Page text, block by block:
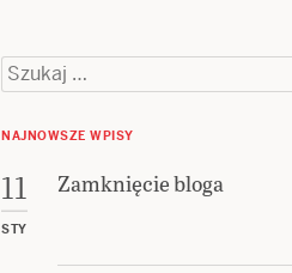
Szukaj:
NAJNOWSZE WPISY
11
STY
Zamknięcie bloga